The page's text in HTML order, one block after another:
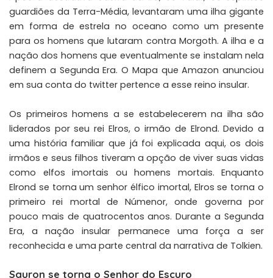
guardiões da Terra-Média, levantaram uma ilha gigante
em forma de estrela no oceano como um presente
para os homens que lutaram contra Morgoth. A ilha e a
nação dos homens que eventualmente se instalam nela
definem a Segunda Era. O Mapa que Amazon anunciou
em sua conta do twitter pertence a esse reino insular.
Os primeiros homens a se estabelecerem na ilha são
liderados por seu rei Elros, o irmão de Elrond. Devido a
uma história familiar que já foi explicada aqui, os dois
irmãos e seus filhos tiveram a opção de viver suas vidas
como elfos imortais ou homens mortais. Enquanto
Elrond se torna um senhor élfico imortal, Elros se torna o
primeiro rei mortal de Númenor, onde governa por
pouco mais de quatrocentos anos. Durante a Segunda
Era, a nação insular permanece uma força a ser
reconhecida e uma parte central da narrativa de Tolkien.
Sauron se torna o Senhor do Escuro